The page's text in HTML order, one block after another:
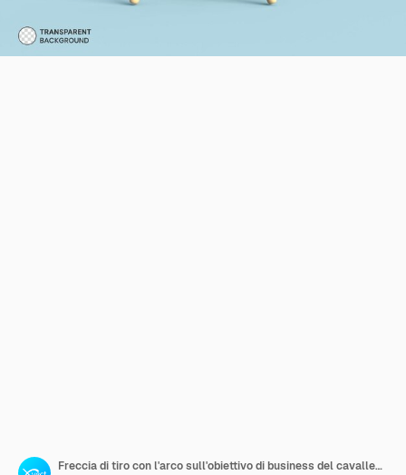
Freccia di tiro con l'arco sull'obiettivo di business del cavalletto e sull'icona di successo Illustrazione di rendering 3d isolata